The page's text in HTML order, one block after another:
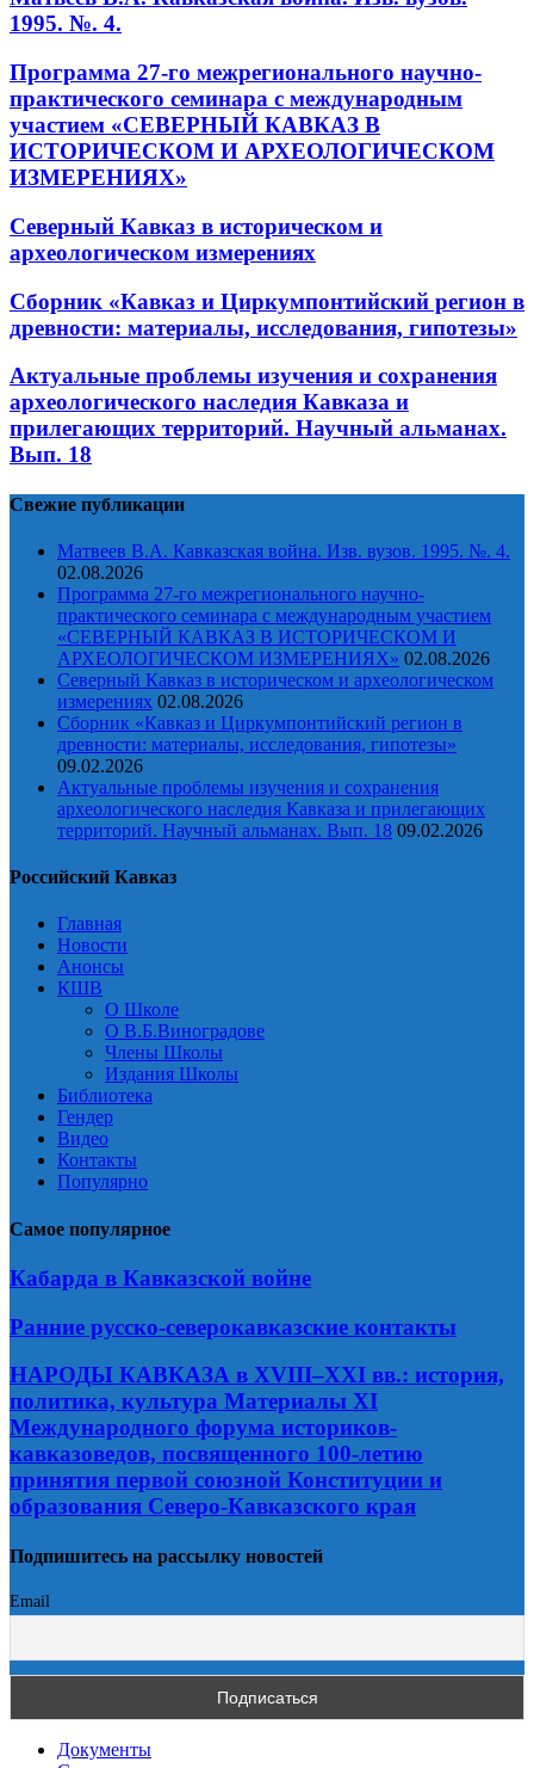
1995. №. 4.
Программа 27-го межрегионального научно-
практического семинара с международным
участием «СЕВЕРНЫЙ КАВКАЗ В
ИСТОРИЧЕСКОМ И АРХЕОЛОГИЧЕСКОМ
ИЗМЕРЕНИЯХ»
Северный Кавказ в историческом и
археологическом измерениях
Сборник «Кавказ и Циркумпонтийский регион в
древности: материалы, исследования, гипотезы»
Актуальные проблемы изучения и сохранения
археологического наследия Кавказа и
прилегающих территорий. Научный альманах.
Вып. 18
Свежие публикации
Матвеев В.А. Кавказская война. Изв. вузов. 1995. №. 4.
02.08.2026
Программа 27-го межрегионального научно-
практического семинара с международным участием
«СЕВЕРНЫЙ КАВКАЗ В ИСТОРИЧЕСКОМ И
АРХЕОЛОГИЧЕСКОМ ИЗМЕРЕНИЯХ» 02.08.2026
Северный Кавказ в историческом и археологическом
измерениях 02.08.2026
Сборник «Кавказ и Циркумпонтийский регион в
древности: материалы, исследования, гипотезы»
09.02.2026
Актуальные проблемы изучения и сохранения
археологического наследия Кавказа и прилегающих
территорий. Научный альманах. Вып. 18 09.02.2026
Российский Кавказ
Главная
Новости
Анонсы
КШВ
О Школе
О В.Б.Виноградове
Члены Школы
Издания Школы
Библиотека
Гендер
Видео
Контакты
Популярно
Самое популярное
Кабарда в Кавказской войне
Ранние русско-северокавказские контакты
НАРОДЫ КАВКАЗА в XVIII–XXI вв.: история,
политика, культура Материалы XI
Международного форума историков-
кавказоведов, посвященного 100-летию
принятия первой союзной Конституции и
образования Северо-Кавказского края
Подпишитесь на рассылку новостей
Email
Документы